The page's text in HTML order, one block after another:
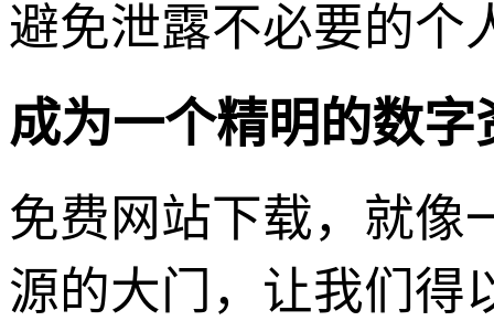
避免泄露不必要的个
成为一个精明的数字
免费网站下载，就像
源的大门，让我们得